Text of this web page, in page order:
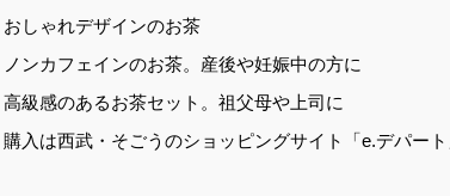
おしゃれデザインのお茶
ノンカフェインのお茶。産後や妊娠中の方に
高級感のあるお茶セット。祖父母や上司に
購入は西武・そごうのショッピングサイト「e.デパート